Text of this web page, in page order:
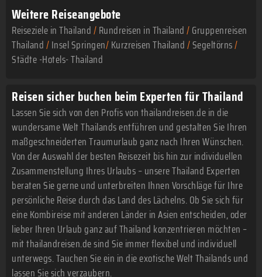
Weitere Reiseangebote
Reiseziele in Thailand/Rundreisen in Thailand/Gruppenreisen
Thailand/Insel Springen/Kurzreisen Thailand/Segeltörns/
Städte -Hotels- Thailand
Reisen sicher buchen beim Experten für Thailand
Lassen Sie sich von den Profis von thailandreisen.de in die
wundersame Welt Thailands entführen und gestalten Sie Ihren
maßgeschneiderten Traumurlaub ganz nach Ihren Wünschen.
Von der Auswahl der besten Reisezeit bis hin zur individuellen
Zusammenstellung Ihres Urlaubs – unsere Thailand Experten
beraten Sie gerne und unterbreiten Ihnen Vorschläge für Ihre
persönliche Reise durch das Land des Lächelns. Ob Sie sich für
eine Kombireise mit anderen Länder in Asien entscheiden, oder
lieber Ihren Urlaub ganz auf Thailand konzentrieren möchten –
mit thailandreisen.de sind Sie immer flexibel und individuell
unterwegs. Tauchen Sie ein in die exotische Welt Thailands und
lassen Sie sich verzaubern.